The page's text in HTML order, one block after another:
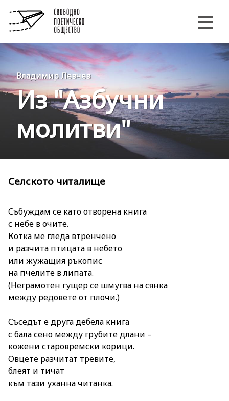
Владимир Левчев
Из "Азбучни
молитви"
Селското читалище
Събуждам се като отворена книга
с небе в очите.
Котка ме гледа втренчено
и разчита птицата в небето
или жужащия ръкопис
на пчелите в липата.
(Неграмотен гущер се шмугва на сянка
между редовете от плочи.)
Съседът е друга дебела книга
с бала сено между грубите длани –
кожени старовремски корици.
Овцете разчитат тревите,
блеят и тичат
към тази уханна читанка.